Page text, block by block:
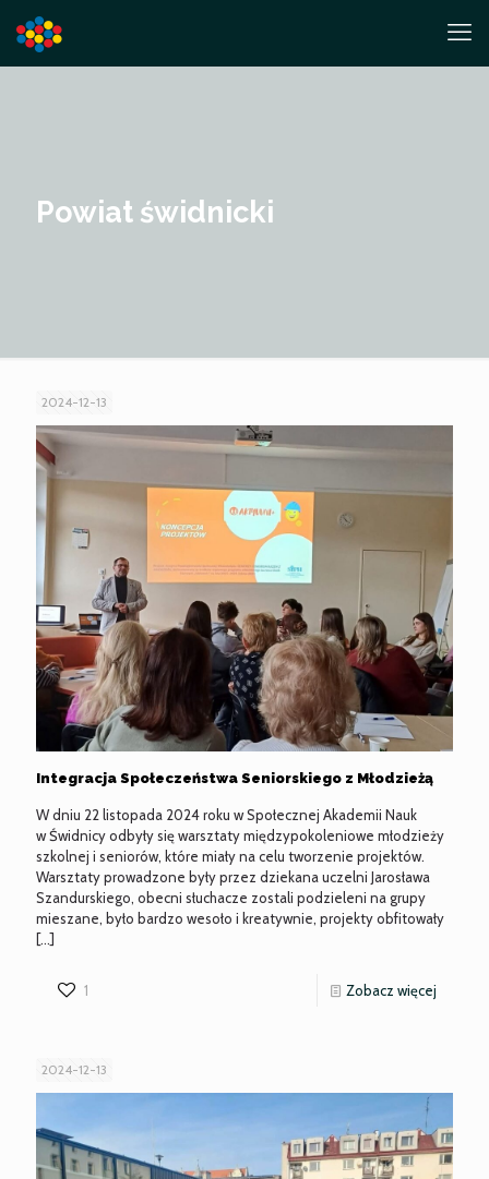
Powiat świdnicki
2024-12-13
Integracja Społeczeństwa Seniorskiego z Młodzieżą
W dniu 22 listopada 2024 roku w Społecznej Akademii Nauk
w Świdnicy odbyły się warsztaty międzypokoleniowe młodzieży
szkolnej i seniorów, które miały na celu tworzenie projektów.
Warsztaty prowadzone były przez dziekana uczelni Jarosława
Szandurskiego, obecni słuchacze zostali podzieleni na grupy
mieszane, było bardzo wesoło i kreatywnie, projekty obfitowały
[…]
1 Zobacz więcej
2024-12-13